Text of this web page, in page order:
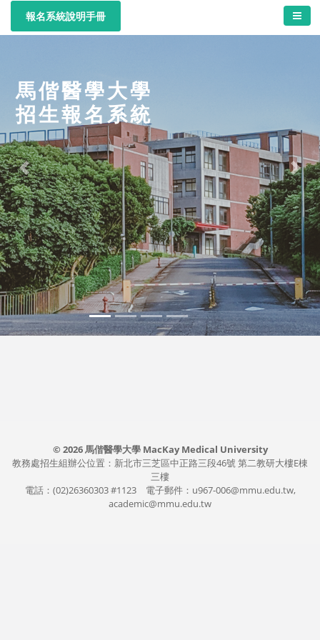
報名系統說明手冊
馬 偕 醫 學 大 學
招 生 報 名 系 統
Previous Next
© 2026 馬偕醫學大學 MacKay Medical University
教務處招生組辦公位置：新北市三芝區中正路三段46號 第二教研大樓E棟
三樓
電話：(02)26360303 #1123 電子郵件：u967-006@mmu.edu.tw,
academic@mmu.edu.tw